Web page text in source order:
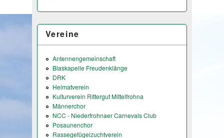
Vereine
Antennengemeinschaft
Blaskapelle Freudenklänge
DRK
Heimatverein
Kulturverein Rittergut Mittelfrohna
Männerchor
NCC - Niederfrohnaer Carnevals Club
Posaunenchor
Rassegefügelzuchtverein